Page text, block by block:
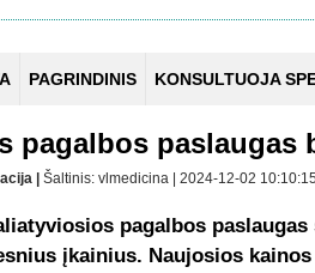
PAGRINDINIS KONSULTUOJA
pagalbos paslaugas
| Šaltinis: vlmedicina | 2024-12-02 10:10:15
pagalbos
įkainius. Naujosios